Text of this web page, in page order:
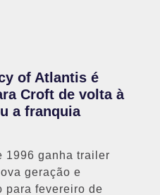
of Atlantis é
Croft de volta à
a franquia
1996 ganha trailer
geração e
para fevereiro de